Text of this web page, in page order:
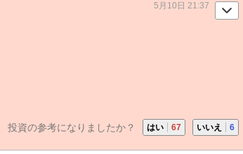
5月10日 21:37
投資の参考になりましたか？ はい 67 いいえ 6